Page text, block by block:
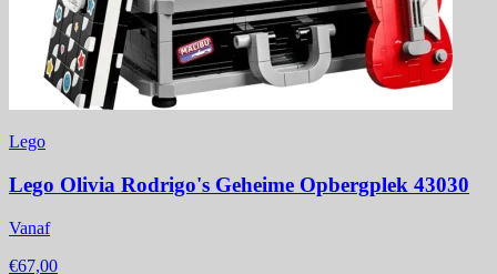
Lego
Lego Olivia Rodrigo's Geheime Opbergplek 43030
Vanaf
€67,00